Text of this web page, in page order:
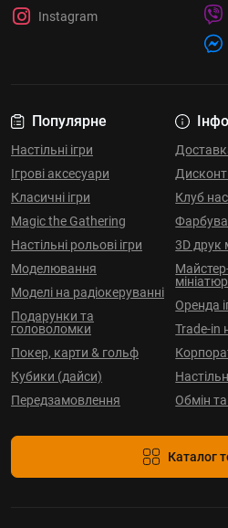
Популярне
Настільні ігри
Ігрові аксесуари
Класичні ігри
Magic the Gathering
Настільні рольові ігри
Моделювання
Моделі на радіокеруванні
Подарунки та
головоломки
Покер, карти & гольф
Кубики (дайси)
Передзамовлення
Клуб
3D друк
мініатюр
Оренда
Trade-in
Обмін
Каталог
Instagram